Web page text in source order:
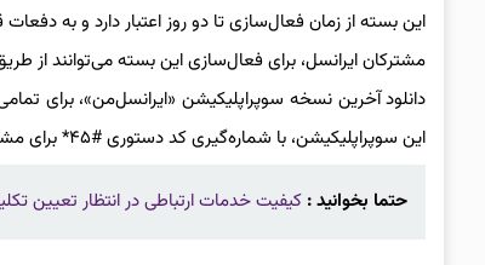
این بسته از زمان فعال‌سازی تا دو روز اعتبار دارد و به
مشترکان ایرانسل، برای فعال‌سازی این بسته می‌توانند از طریق شماره‌گیری کد دستوری #۵* یا با
دانلود آخرین نسخه سوپراپلیکیشن «ایرانسل‌من»، برای
این سوپراپلیکیشن، با شماره‌گیری کد دستوری #۴۵* برای مشترکان ایرانسل وجود دارد.
حتما بخوانید : کیفیت خدمات ارتباطی در انتظار تعیین